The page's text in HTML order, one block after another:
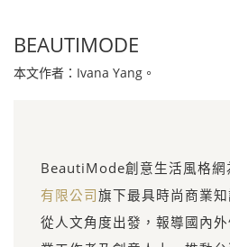
BEAUTIMODE
本文作者：Ivana Yang。
BeautiMode創意生活風格網
有限公司旗下最具時尚商業
從人文角度出發，報導國內